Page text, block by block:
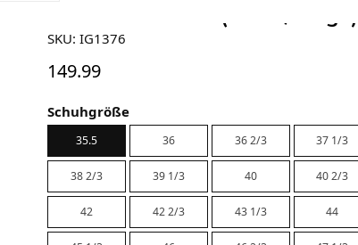
adidas Samba OG (Weiß / Beige)
SKU: IG1376
149.99
Schuhgröße
35.5 36 36 2/3 37 1/3
38 2/3 39 1/3 40 40 2/3
42 42 2/3 43 1/3 44